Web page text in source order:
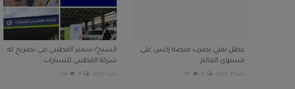
عطل تقني يضرب منصة إكس على
مستوى العالم
مايو 25, 2025 0
111
الشيخ/ سمير القطيبي في تصريح له :
شركة القطيبي للسيارات...
يناير 1, 2025 0
150